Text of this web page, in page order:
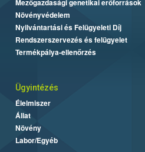
Mezőgazdasági genetikai erőforrások
Növényvédelem
Nyilvántartási és Felügyeleti Díj
Rendszerszervezés és felügyelet
Termékpálya-ellenőrzés
Ügyintézés
Élelmiszer
Állat
Növény
Labor/Egyéb